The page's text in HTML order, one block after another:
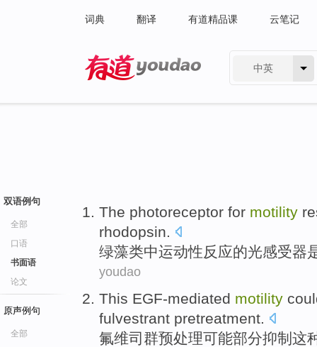
词典 翻译 有道精品课 云笔记
中英
双语例句
全部
口语
书面语
论文
原声例句
全部
The photoreceptor for motility
rhodopsin.
绿藻类中运动性反应的光感受器
youdao
This EGF-mediated motility
fulvestrant pretreatment.
氟维司群预处理可能部分抑制 这